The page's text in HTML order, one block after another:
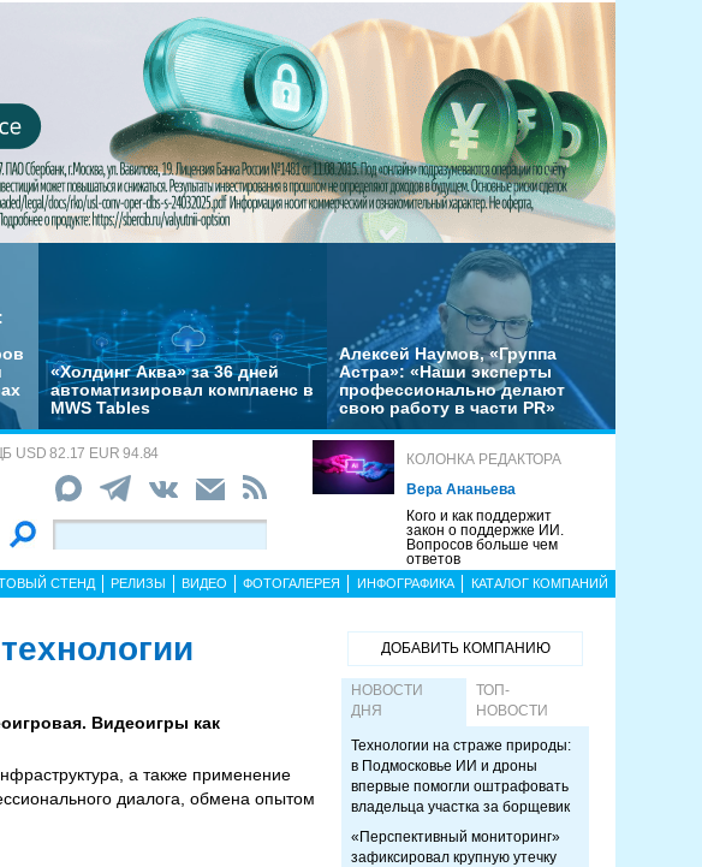
«Холдинг Аква» за 36 дней
автоматизировал комплаенс в
MWS Tables
Алексей Наумов, «Группа
Астра»: «Наши эксперты
профессионально делают
свою работу в части PR»
USD 82.17 EUR 94.84
КОЛОНКА РЕДАКТОРА
Вера Ананьева
Кого и как поддержит
закон о поддержке ИИ.
Вопросов больше чем
ответов
СТЕНД РЕЛИЗЫ ВИДЕО ФОТОГАЛЕРЕЯ ИНФОГРАФИКА КАТАЛОГ КОМПАНИЙ
Видеоигры как
а также применение
диалога, обмена опытом
ДОБАВИТЬ КОМПАНИЮ
НОВОСТИ
ДНЯ
ТОП-
НОВОСТИ
Технологии на страже природы:
в Подмосковье ИИ и дроны
впервые помогли оштрафовать
владельца участка за борщевик
«Перспективный мониторинг»
зафиксировал крупную утечку